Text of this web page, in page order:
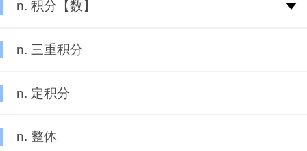
n. 积分【数】
n. 三重积分
n. 定积分
n. 整体